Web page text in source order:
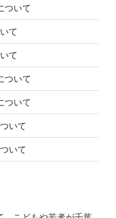
ついて
て
て
ついて
ついて
いて
いて